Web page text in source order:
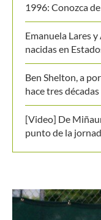
1996: Conozca
Emanuela Lares
nacidas en
Ben Shelton, a
hace tres décadas
[Video] De
punto de la